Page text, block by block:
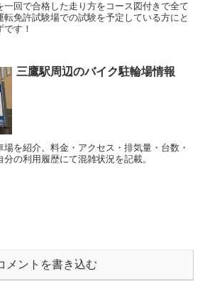
一回で合格した走り方をコース図付きで全て
免許試験場での試験を予定している方にと
す！
三鷹駅周辺のバイク駐輪場情報
を紹介。料金・アクセス・排気量・台数・
の利用履歴にて混雑状況を記載。
メントを書き込む